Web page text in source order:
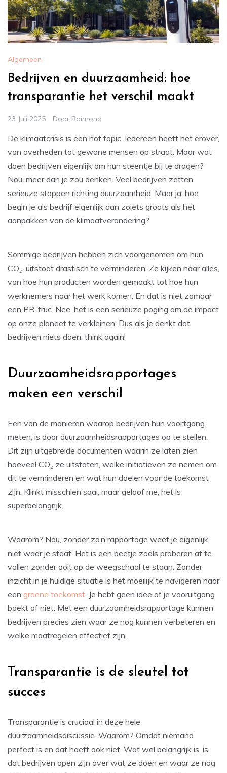
Algemeen
Bedrijven en duurzaamheid: hoe
transparantie het verschil maakt
23 Juli 2025 Door Raimond
De klimaatcrisis is een hot topic. Iedereen heeft het erover,
van overheden tot gewone mensen op straat. Maar wat
doen bedrijven eigenlijk om hun steentje bij te dragen?
Nou, meer dan je zou denken. Veel bedrijven zetten
serieuze stappen richting duurzaamheid. Maar ja, hoe
begin je als bedrijf eigenlijk aan zoiets groots als het
aanpakken van de klimaatverandering?
Sommige bedrijven hebben zich voorgenomen om hun
CO₂-uitstoot drastisch te verminderen. Ze kijken naar alles,
van hoe hun producten worden gemaakt tot hoe hun
werknemers naar het werk komen. En dat is niet zomaar
een PR-truc. Nee, het is een serieuze poging om de impact
op onze planeet te verkleinen. Dus als je denkt dat
bedrijven niets doen, think again!
Duurzaamheidsrapportages
maken een verschil
Een van de manieren waarop bedrijven hun voortgang
meten, is door duurzaamheidsrapportages op te stellen.
Dit zijn uitgebreide documenten waarin ze laten zien
hoeveel CO₂ ze uitstoten, welke initiatieven ze nemen om
dit te verminderen en wat hun doelen voor de toekomst
zijn. Klinkt misschien saai, maar geloof me, het is
superbelangrijk.
Waarom? Nou, zonder zo’n rapportage weet je eigenlijk
niet waar je staat. Het is een beetje zoals proberen af te
vallen zonder ooit op de weegschaal te staan. Zonder
inzicht in je huidige situatie is het moeilijk te navigeren naar
een groene toekomst . Je hebt geen idee of je vooruitgang
boekt of niet. Met een duurzaamheidsrapportage kunnen
bedrijven precies zien waar ze nog kunnen verbeteren en
welke maatregelen effectief zijn.
Transparantie is de sleutel tot
succes
Transparantie is cruciaal in deze hele
duurzaamheidsdiscussie. Waarom? Omdat niemand
perfect is en dat hoeft ook niet. Wat wel belangrijk is, is
dat bedrijven open zijn over wat ze doen en waar ze nog